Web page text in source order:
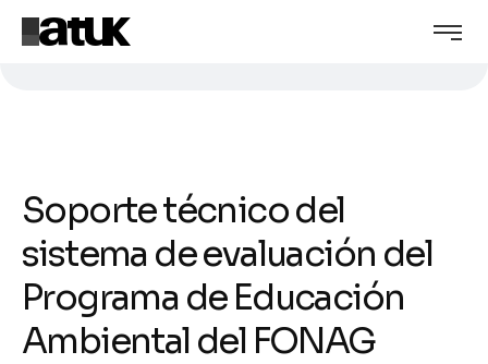
Soporte técnico del
sistema de evaluación del
Programa de Educación
Ambiental del FONAG